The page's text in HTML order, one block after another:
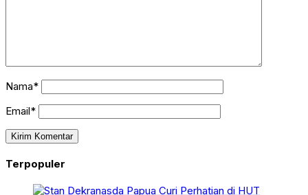
Nama*
Email*
Terpopuler